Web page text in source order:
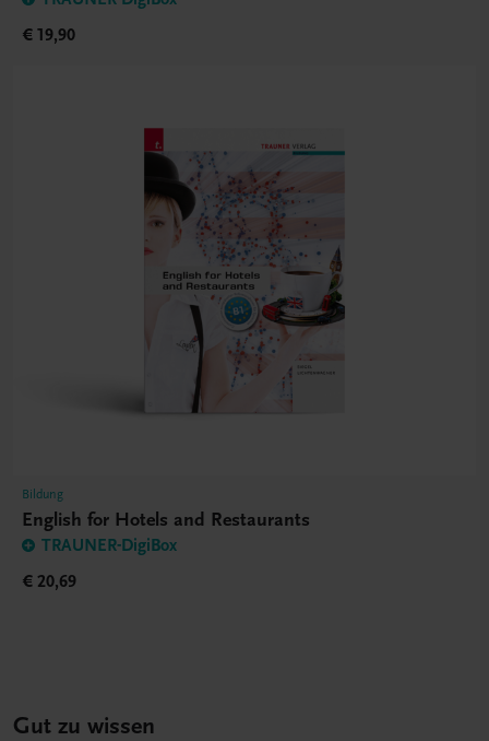
€ 19,90
Bildung
English for Hotels and Restaurants
TRAUNER-DigiBox
€ 20,69
Gut zu wissen